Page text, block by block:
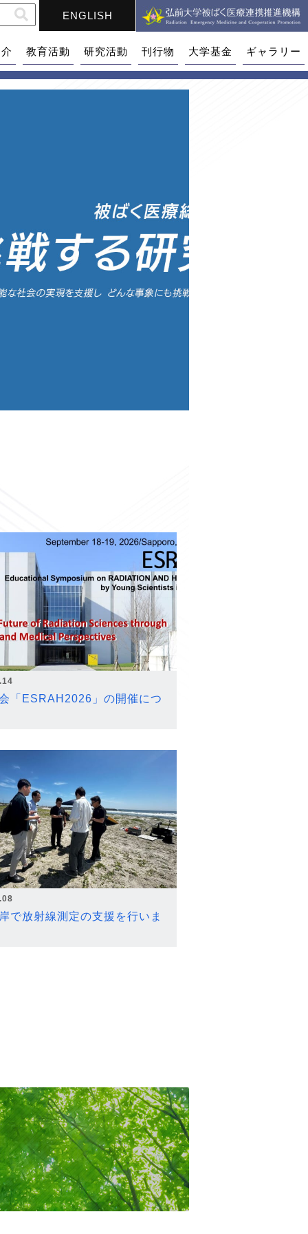
ENGLISH
教育活動 研究活動 刊行物 大学基金 ギャラリー
「ESRAH2026」の開催につ
で放射線測定の支援を行いま